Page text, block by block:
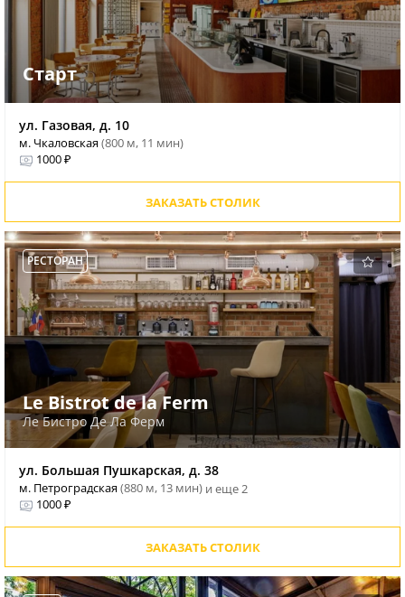
Старт
ул. Газовая, д. 10
м. Чкаловская(800 м, 11 мин)
1000 ₽
ЗАКАЗАТЬ СТОЛИК
РЕСТОРАН
Le Bistrot de la Ferm
Ле Бистро Де Ла Ферм
ул. Большая Пушкарская, д. 38
м. Петроградская(880 м, 13 мин) и еще 2
1000 ₽
ЗАКАЗАТЬ СТОЛИК